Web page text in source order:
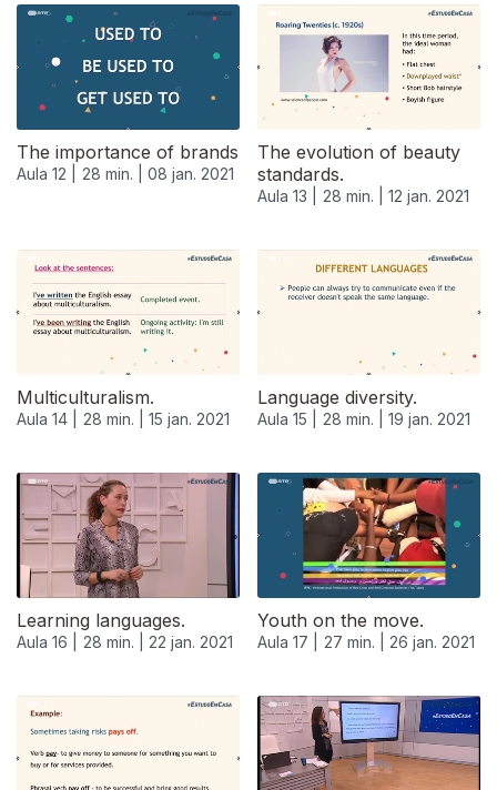
The importance of brands
Aula 12 | 28 min. | 08 jan. 2021
The evolution of beauty
standards.
Aula 13 | 28 min. | 12 jan. 2021
Multiculturalism.
Aula 14 | 28 min. | 15 jan. 2021
Language diversity.
Aula 15 | 28 min. | 19 jan. 2021
Learning languages.
Aula 16 | 28 min. | 22 jan. 2021
Youth on the move.
Aula 17 | 27 min. | 26 jan. 2021